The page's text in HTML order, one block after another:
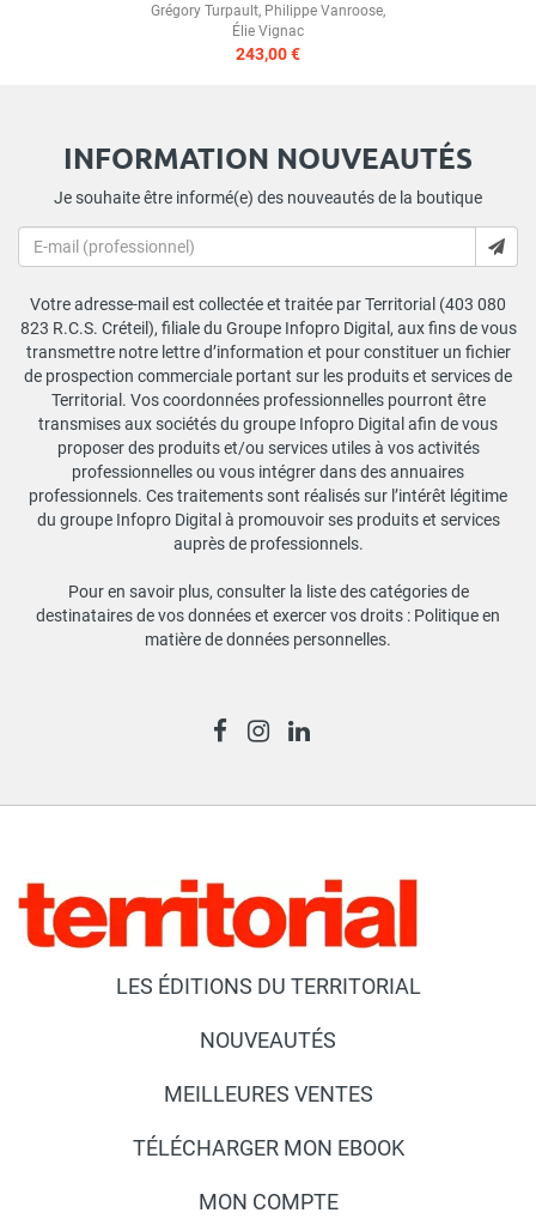
Grégory Turpault, Philippe Vanroose,
Élie Vignac
243,00 €
INFORMATION NOUVEAUTÉS
Je souhaite être informé(e) des nouveautés de la boutique
Votre adresse-mail est collectée et traitée par Territorial (403 080
823 R.C.S. Créteil), filiale du Groupe Infopro Digital, aux fins de vous
transmettre notre lettre d’information et pour constituer un fichier
de prospection commerciale portant sur les produits et services de
Territorial. Vos coordonnées professionnelles pourront être
transmises aux sociétés du groupe Infopro Digital afin de vous
proposer des produits et/ou services utiles à vos activités
professionnelles ou vous intégrer dans des annuaires
professionnels. Ces traitements sont réalisés sur l’intérêt légitime
du groupe Infopro Digital à promouvoir ses produits et services
auprès de professionnels.
Pour en savoir plus, consulter la liste des catégories de
destinataires de vos données et exercer vos droits : Politique en
matière de données personnelles.
LES ÉDITIONS DU TERRITORIAL
NOUVEAUTÉS
MEILLEURES VENTES
TÉLÉCHARGER MON EBOOK
MON COMPTE